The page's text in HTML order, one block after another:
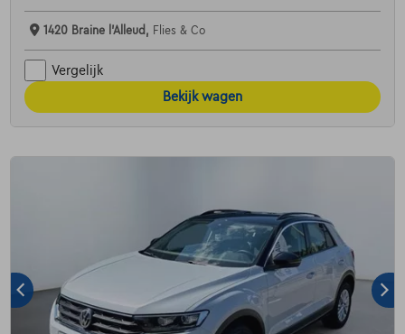
1420 Braine l'Alleud, Flies & Co
Vergelijk
Bekijk wagen